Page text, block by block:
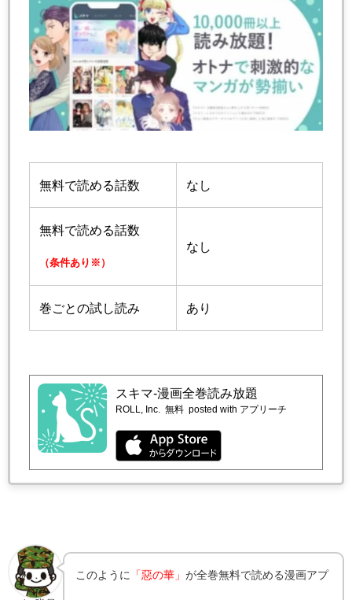
無料で読める話数 なし
無料で読める話数
（条件あり※）
なし
巻ごとの試し読み あり
スキマ-漫画全巻読み放題
ROLL, Inc. 無料 posted with アプリーチ
このように 「惡の華」が全巻無料で読める漫画アプ